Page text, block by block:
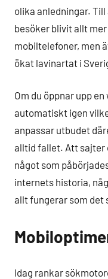
olika anledningar.
besöker blivit allt
mobiltelefoner, men
ökat lavinartat i
Om du öppnar upp
automatiskt igen
anpassar utbudet
alltid fallet. Att sajter
något som
internets historia,
allt fungerar som det
Idag rankar